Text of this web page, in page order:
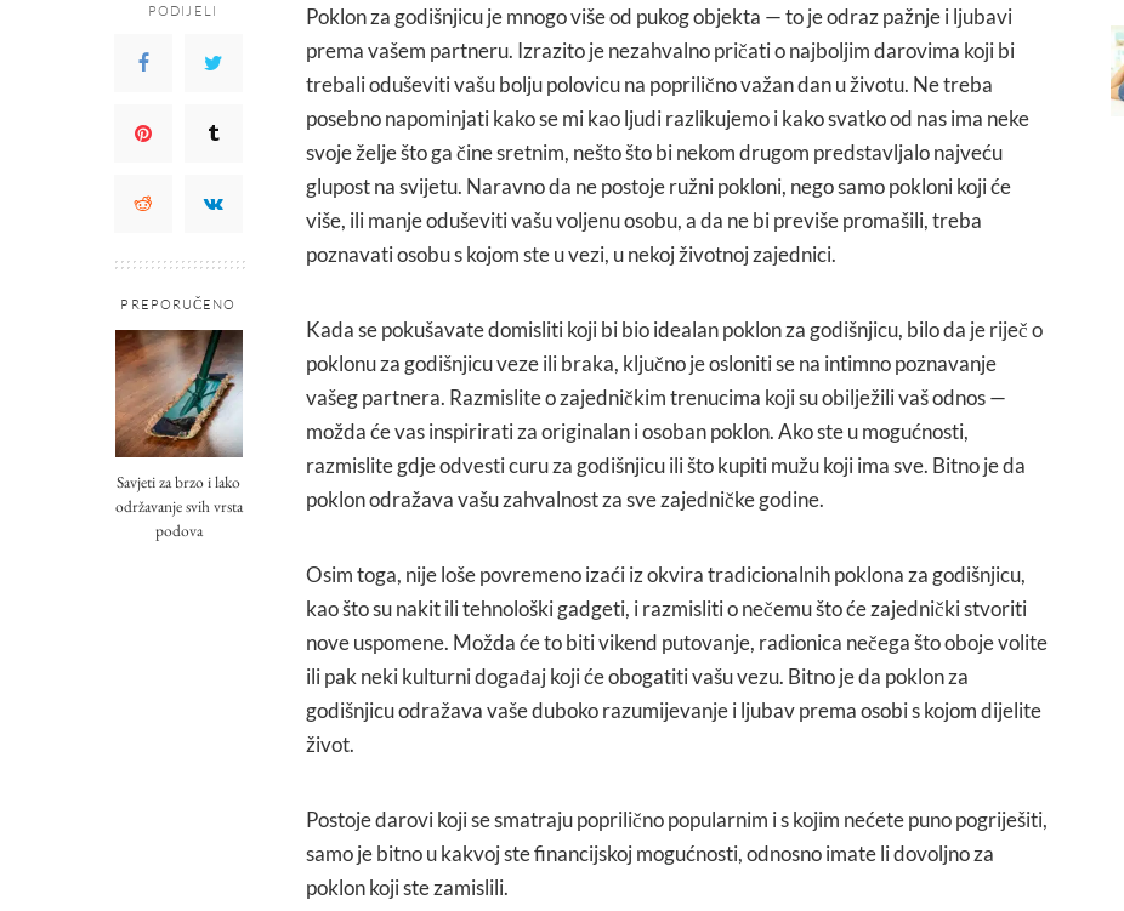
PODIJELI
PREPORUČENO
Savjeti za brzo i lako
održavanje svih vrsta
podova
Poklon za godišnjicu je mnogo više od pukog objekta — to je odraz pažnje i ljubavi
prema vašem partneru. Izrazito je nezahvalno pričati o najboljim darovima koji bi
trebali oduševiti vašu bolju polovicu na poprilično važan dan u životu. Ne treba
posebno napominjati kako se mi kao ljudi razlikujemo i kako svatko od nas ima neke
svoje želje što ga čine sretnim, nešto što bi nekom drugom predstavljalo najveću
glupost na svijetu. Naravno da ne postoje ružni pokloni, nego samo pokloni koji će
više, ili manje oduševiti vašu voljenu osobu, a da ne bi previše promašili, treba
poznavati osobu s kojom ste u vezi, u nekoj životnoj zajednici.
Kada se pokušavate domisliti koji bi bio idealan poklon za godišnjicu, bilo da je riječ o
poklonu za godišnjicu veze ili braka, ključno je osloniti se na intimno poznavanje
vašeg partnera. Razmislite o zajedničkim trenucima koji su obilježili vaš odnos —
možda će vas inspirirati za originalan i osoban poklon. Ako ste u mogućnosti,
razmislite gdje odvesti curu za godišnjicu ili što kupiti mužu koji ima sve. Bitno je da
poklon odražava vašu zahvalnost za sve zajedničke godine.
Osim toga, nije loše povremeno izaći iz okvira tradicionalnih poklona za godišnjicu,
kao što su nakit ili tehnološki gadgeti, i razmisliti o nečemu što će zajednički stvoriti
nove uspomene. Možda će to biti vikend putovanje, radionica nečega što oboje volite
ili pak neki kulturni događaj koji će obogatiti vašu vezu. Bitno je da poklon za
godišnjicu odražava vaše duboko razumijevanje i ljubav prema osobi s kojom dijelite
život.
Postoje darovi koji se smatraju poprilično popularnim i s kojim nećete puno pogriješiti,
samo je bitno u kakvoj ste financijskoj mogućnosti, odnosno imate li dovoljno za
poklon koji ste zamislili.